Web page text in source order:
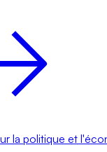
la politique et